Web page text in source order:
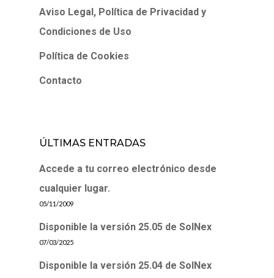
Aviso Legal, Política de Privacidad y
Condiciones de Uso
Política de Cookies
Contacto
ÚLTIMAS ENTRADAS
Accede a tu correo electrónico desde
cualquier lugar.
05/11/2009
Disponible la versión 25.05 de SolNex
07/03/2025
Disponible la versión 25.04 de SolNex